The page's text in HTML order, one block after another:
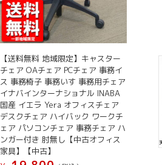
【送料無料 地域限定】キャスター
チェア OAチェア PCチェア 事務イ
ス 事務椅子 事務いす 事務用チェア
イナバインターナショナル INABA
国産 イエラ Yera オフィスチェア
デスクチェア ハイバック ワークチ
ェア パソコンチェア 事務チェア ハ
ンガー付き 肘無し【中古オフィス
家具】【中古】